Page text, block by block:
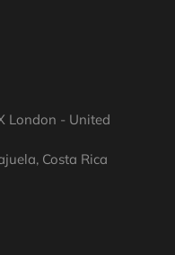
London - United
Costa Rica